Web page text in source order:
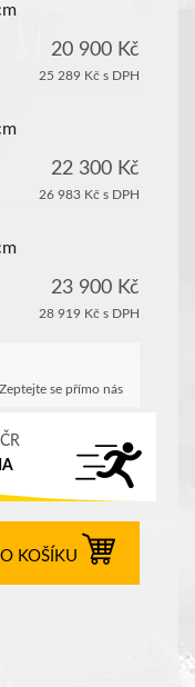
20 900 Kč
25 289 Kč s DPH
22 300 Kč
26 983 Kč s DPH
23 900 Kč
28 919 Kč s DPH
Zeptejte se přímo nás
KOŠÍKU